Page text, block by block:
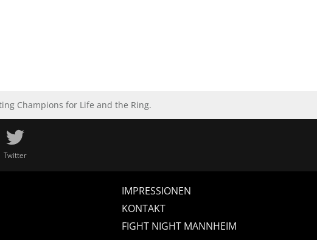
Champions for Life and the Ring.
Twitter
IMPRESSIONEN
KONTAKT
FIGHT NIGHT MANNHEIM